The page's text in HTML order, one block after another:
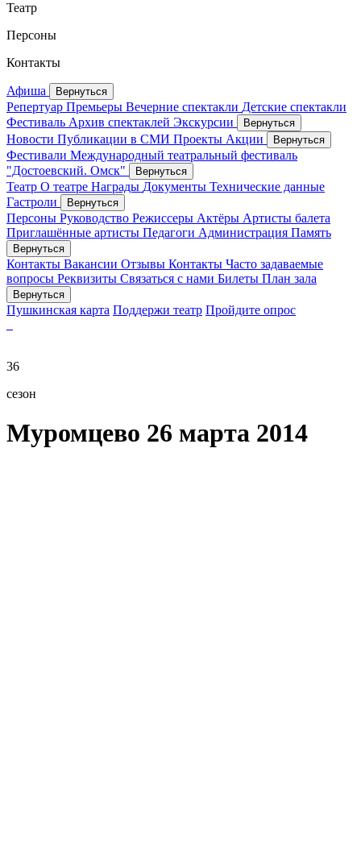
Театр
Персоны
Контакты
Афиша Вернуться
Репертуар Премьеры Вечерние спектакли Детские спектакли
Фестиваль Архив спектаклей Экскурсии Вернуться
Новости Публикации в СМИ Проекты Акции Вернуться
Фестивали Международный театральный фестиваль
"Достоевский. Омск"
Вернуться
Театр О театре Награды Документы Технические данные
Гастроли
Вернуться
Персоны Руководство Режиссеры Актёры Артисты балета
Приглашённые артисты Педагоги Администрация Память
Вернуться
Контакты Вакансии Отзывы Контакты Часто задаваемые
вопросы Реквизиты Связаться с нами Билеты План зала
Вернуться
Пушкинская карта Поддержи театр Пройдите опрос
36
сезон
Муромцево 26 марта 2014